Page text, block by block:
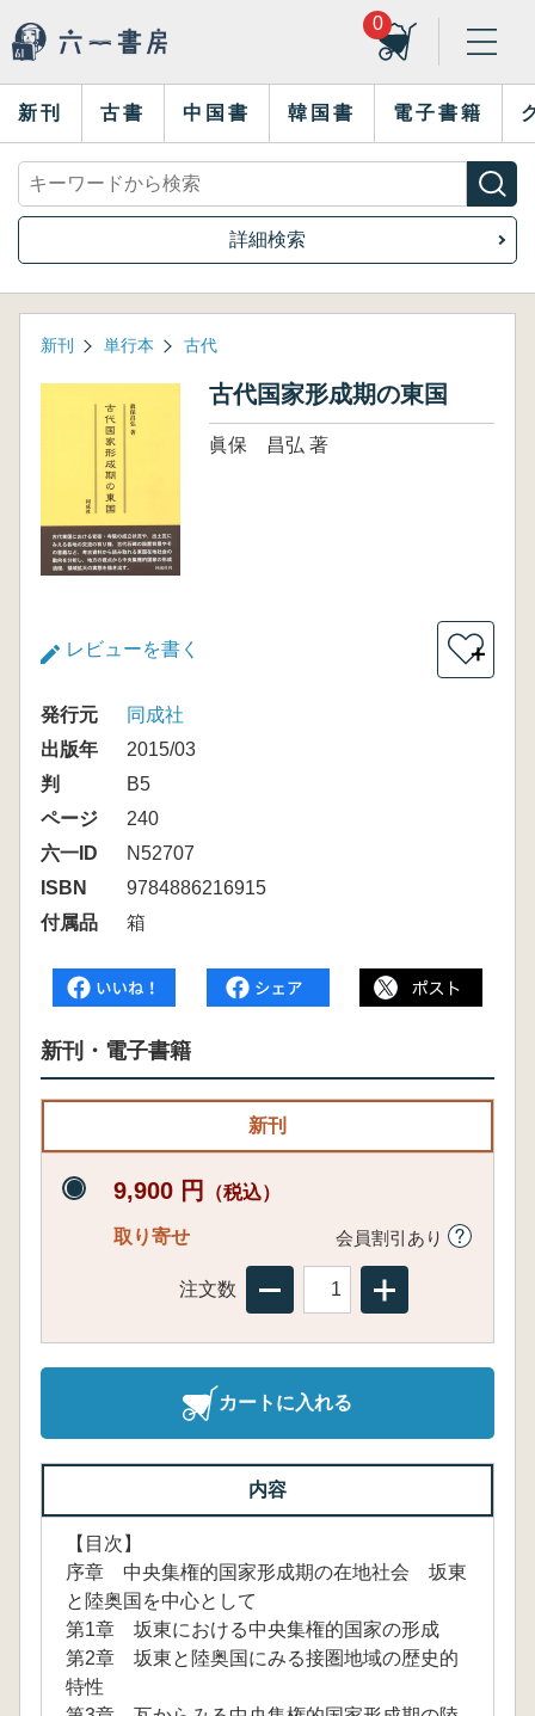
0
新刊 古書 中国書 韓国書 電子書籍
詳細検索
新刊 単行本 古代
古代国家形成期の東国
眞保 昌弘 著
レビューを書く ＋
発行元
同成社
出版年
2015/03
判
B5
ページ
240
六一ID
N52707
ISBN
9784886216915
付属品
箱
新刊・電子書籍
新刊
9,900 円 （税込）
取り寄せ 会員割引あり
注文数
カートに入れる
内容
【目次】
序章 中央集権的国家形成期の在地社会 坂東
と陸奥国を中心として
第1章 坂東における中央集権的国家の形成
第2章 坂東と陸奥国にみる接圏地域の歴史的
特性